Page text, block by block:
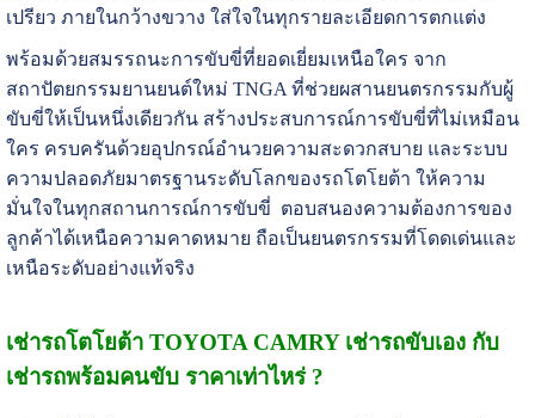
เปรียว ภายในกว้างขวาง ใส่ใจในทุกรายละเอียดการตกแต่ง
พร้อมด้วยสมรรถนะการขับขี่ที่ยอดเยี่ยมเหนือใคร จาก
สถาปัตยกรรมยานยนต์ใหม่ TNGA ที่ช่วยผสานยนตรกรรมกับผู้
ขับขี่ให้เป็นหนึ่งเดียวกัน สร้างประสบการณ์การขับขี่ที่ไม่เหมือน
ใคร ครบครันด้วยอุปกรณ์อำนวยความสะดวกสบาย และระบบ
ความปลอดภัยมาตรฐานระดับโลกของรถโตโยต้า ให้ความ
มั่นใจในทุกสถานการณ์การขับขี่ ตอบสนองความต้องการของ
ลูกค้าได้เหนือความคาดหมาย ถือเป็นยนตรกรรมที่โดดเด่นและ
เหนือระดับอย่างแท้จริง
เช่ารถโตโยต้า TOYOTA CAMRY เช่ารถขับเอง กับ
เช่ารถพร้อมคนขับ ราคาเท่าไหร่ ?